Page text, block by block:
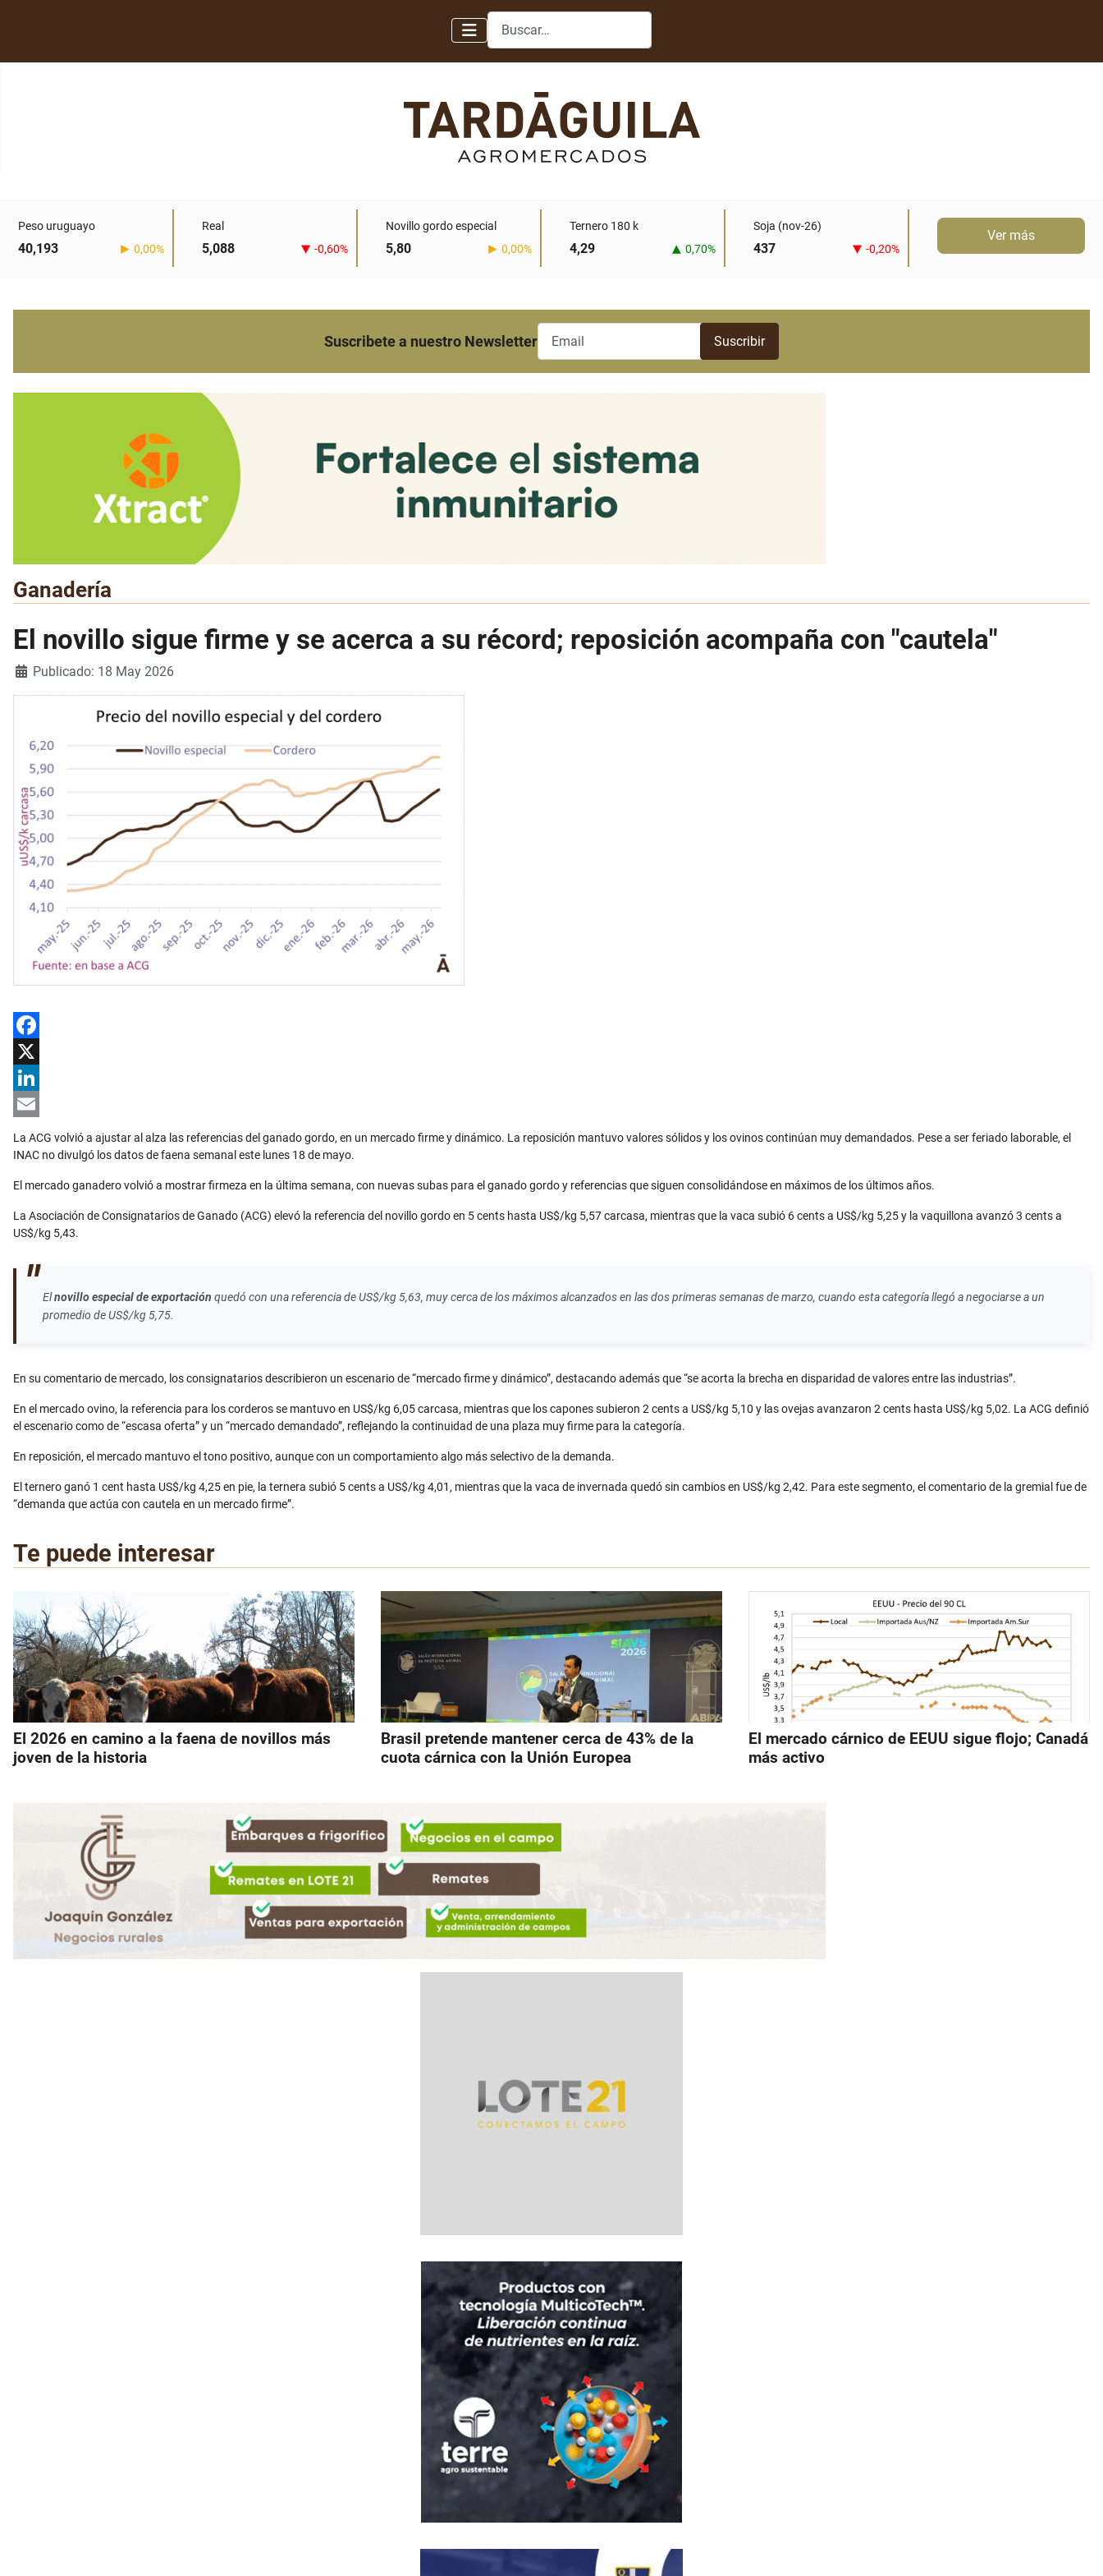
Buscar
Peso uruguayo
40,193 0,00%
Real
5,088 -0,60%
Novillo gordo especial
5,80 0,00%
Ternero 180 k
4,29 0,70%
Soja (nov-26)
437 -0,20%
Ver más
Suscribete a nuestro Newsletter
Ganadería
El novillo sigue firme y se acerca a su récord; reposición acompaña con "cautela"
Detalles
Publicado: 18 May 2026
Facebook
X
LinkedIn
La ACG volvió a ajustar al alza las referencias del ganado gordo, en un mercado firme y dinámico. La reposición mantuvo valores sólidos y los ovinos continúan muy demandados. Pese a ser feriado laborable, el
INAC no divulgó los datos de faena semanal este lunes 18 de mayo.
El mercado ganadero volvió a mostrar firmeza en la última semana, con nuevas subas para el ganado gordo y referencias que siguen consolidándose en máximos de los últimos años.
La Asociación de Consignatarios de Ganado (ACG) elevó la referencia del novillo gordo en 5 cents hasta US$/kg 5,57 carcasa, mientras que la vaca subió 6 cents a US$/kg 5,25 y la vaquillona avanzó 3 cents a
US$/kg 5,43.
Elnovillo especial de exportación quedó con una referencia de US$/kg 5,63, muy cerca de los máximos alcanzados en las dos primeras semanas de marzo, cuando esta categoría llegó a negociarse a un
promedio de US$/kg 5,75.
En su comentario de mercado, los consignatarios describieron un escenario de “mercado firme y dinámico”, destacando además que “se acorta la brecha en disparidad de valores entre las industrias”.
En el mercado ovino, la referencia para los corderos se mantuvo en US$/kg 6,05 carcasa, mientras que los capones subieron 2 cents a US$/kg 5,10 y las ovejas avanzaron 2 cents hasta US$/kg 5,02. La ACG definió
el escenario como de “escasa oferta” y un “mercado demandado”, reflejando la continuidad de una plaza muy firme para la categoría.
En reposición, el mercado mantuvo el tono positivo, aunque con un comportamiento algo más selectivo de la demanda.
El ternero ganó 1 cent hasta US$/kg 4,25 en pie, la ternera subió 5 cents a US$/kg 4,01, mientras que la vaca de invernada quedó sin cambios en US$/kg 2,42. Para este segmento, el comentario de la gremial fue de
“demanda que actúa con cautela en un mercado firme”.
Te puede interesar
El 2026 en camino a la faena de novillos más
joven de la historia
Brasil pretende mantener cerca de 43% de la
cuota cárnica con la Unión Europea
El mercado cárnico de EEUU sigue flojo; Canadá
más activo